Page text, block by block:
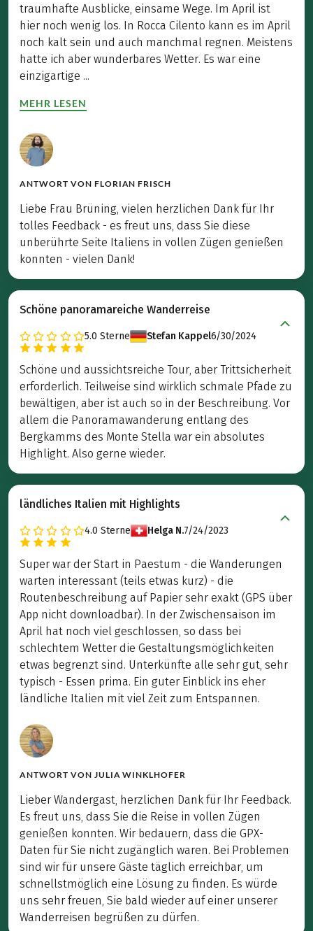
traumhafte Ausblicke, einsame Wege. Im April ist
hier noch wenig los. In Rocca Cilento kann es im April
noch kalt sein und auch manchmal regnen. Meistens
hatte ich aber wunderbares Wetter. Es war eine
einzigartige ...
MEHR LESEN
ANTWORT VON FLORIAN FRISCH
Liebe Frau Brüning, vielen herzlichen Dank für Ihr
tolles Feedback - es freut uns, dass Sie diese
unberührte Seite Italiens in vollen Zügen genießen
konnten - vielen Dank!
Schöne panoramareiche Wanderreise
5.0 Sterne Stefan Kappel6/30/2024
Schöne und aussichtsreiche Tour, aber Trittsicherheit
erforderlich. Teilweise sind wirklich schmale Pfade zu
bewältigen, aber ist auch so in der Beschreibung. Vor
allem die Panoramawanderung entlang des
Bergkamms des Monte Stella war ein absolutes
Highlight. Also gerne wieder.
ländliches Italien mit Highlights
4.0 Sterne Helga N.7/24/2023
Super war der Start in Paestum - die Wanderungen
warten interessant (teils etwas kurz) - die
Routenbeschreibung auf Papier sehr exakt (GPS über
App nicht downloadbar). In der Zwischensaison im
April hat noch viel geschlossen, so dass bei
schlechtem Wetter die Gestaltungsmöglichkeiten
etwas begrenzt sind. Unterkünfte alle sehr gut, sehr
typisch - Essen prima. Ein guter Einblick ins eher
ländliche Italien mit viel Zeit zum Entspannen.
ANTWORT VON JULIA WINKLHOFER
Lieber Wandergast, herzlichen Dank für Ihr Feedback.
Es freut uns, dass Sie die Reise in vollen Zügen
genießen konnten. Wir bedauern, dass die GPX-
Daten für Sie nicht zugänglich waren. Bei Problemen
sind wir für unsere Gäste täglich erreichbar, um
schnellstmöglich eine Lösung zu finden. Es würde
uns sehr freuen, Sie bald wieder auf einer unserer
Wanderreisen begrüßen zu dürfen.